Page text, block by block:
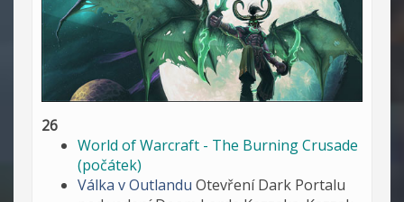
26
World of Warcraft - The Burning Crusade
(počátek)
Válka v Outlandu Otevření Dark Portalu